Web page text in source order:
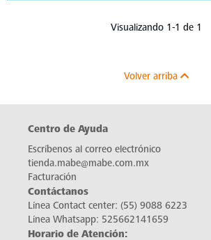
Visualizando 1-1 de 1
Volver arriba
Centro de Ayuda
Escríbenos al correo electrónico
tienda.mabe@mabe.com.mx
Facturación
Contáctanos
Línea Contact center: (55) 9088 6223
Línea Whatsapp: 525662141659
Horario de Atención: